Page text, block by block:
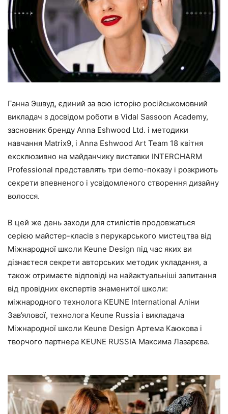
Ганна Эшвуд, єдиний за всю історію російськомовний
викладач з досвідом роботи в Vidal Sassoon Academy,
засновник бренду Anna Eshwood Ltd. і методики
навчання Matrix9, і Anna Eshwood Art Team 18 квітня
ексклюзивно на майданчику виставки INTERCHARM
Professional представлять три demo-показу і розкриють
секрети впевненого і усвідомленого створення дизайну
волосся.
В цей же день заходи для стилістів продовжаться
серією майстер-класів з перукарського мистецтва від
Міжнародної школи Keune Design під час яких ви
дізнаєтеся секрети авторських методик укладання, а
також отримаєте відповіді на найактуальніші запитання
від провідних експертів знаменитої школи:
міжнародного технолога KEUNE International Аліни
Зав’ялової, технолога Keune Russia і викладача
Міжнародної школи Keune Design Артема Каюкова і
творчого партнера KEUNE RUSSIA Максима Лазарєва.